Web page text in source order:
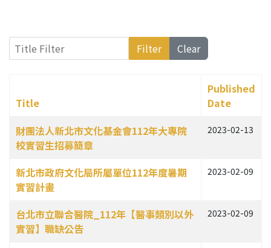
Title Filter Filter Clear
Articles
Title
Published
Date
財團法人新北市文化基金會112年大專院
校實習生招募簡章
2023-02-13
新北市政府文化局所屬單位112年度暑期
實習計畫
2023-02-09
台北市立聯合醫院_112年【醫事類別以外
實習】職缺公告
2023-02-09